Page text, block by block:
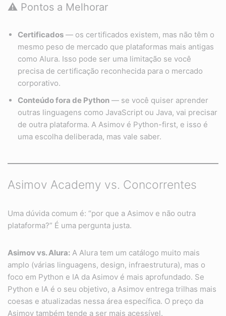
⚠️ Pontos a Melhorar
Certificados — os certificados existem, mas não têm o
mesmo peso de mercado que plataformas mais antigas
como Alura. Isso pode ser uma limitação se você
precisa de certificação reconhecida para o mercado
corporativo.
Conteúdo fora de Python — se você quiser aprender
outras linguagens como JavaScript ou Java, vai precisar
de outra plataforma. A Asimov é Python-first, e isso é
uma escolha deliberada, mas vale saber.
Asimov Academy vs. Concorrentes
Uma dúvida comum é: “por que a Asimov e não outra
plataforma?” É uma pergunta justa.
Asimov vs. Alura: A Alura tem um catálogo muito mais
amplo (várias linguagens, design, infraestrutura), mas o
foco em Python e IA da Asimov é mais aprofundado. Se
Python e IA é o seu objetivo, a Asimov entrega trilhas mais
coesas e atualizadas nessa área específica. O preço da
Asimov também tende a ser mais acessível.